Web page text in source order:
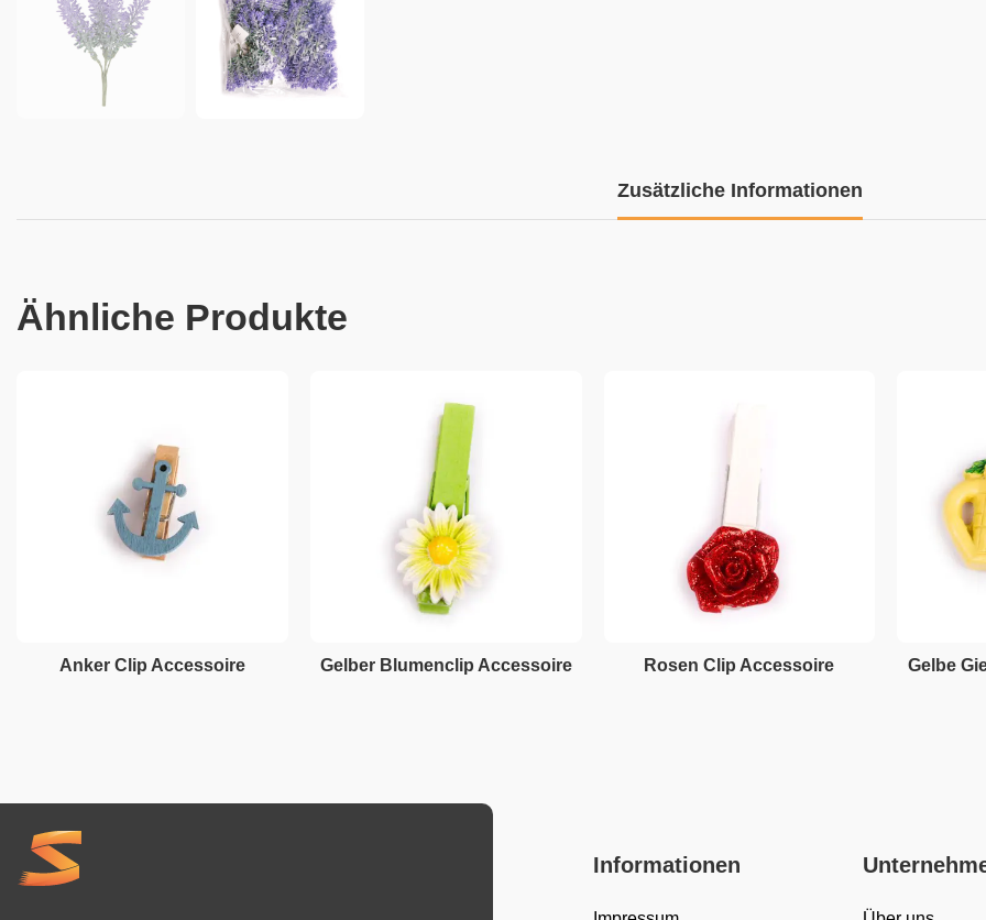
Zusätzliche Informationen
Ähnliche Produkte
Anker Clip Accessoire Gelber Blumenclip Accessoire Rosen Clip Accessoire Gelbe
Informationen